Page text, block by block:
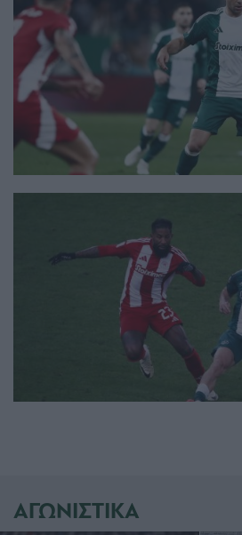
ΑΓΩΝΙΣΤΙΚΑ